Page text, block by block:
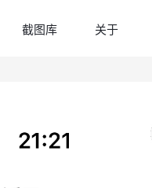
截图库 关于